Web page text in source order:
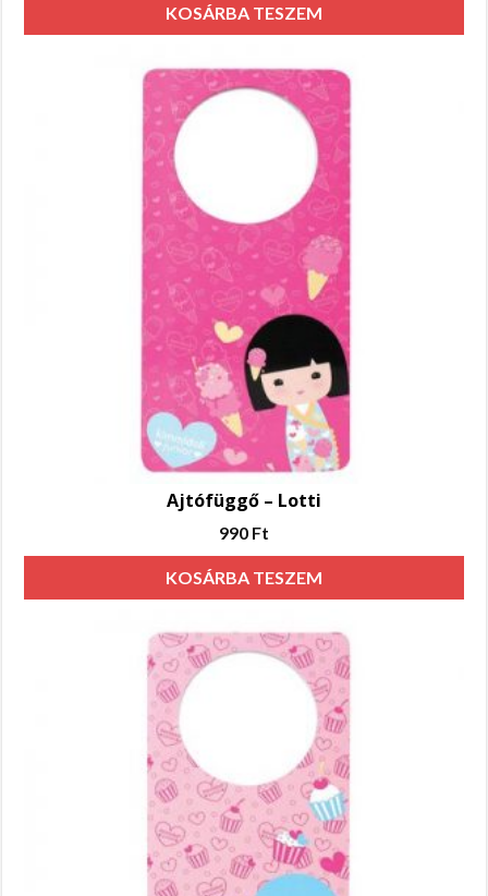
KOSÁRBA TESZEM
Ajtófüggő – Lotti
990 Ft
KOSÁRBA TESZEM